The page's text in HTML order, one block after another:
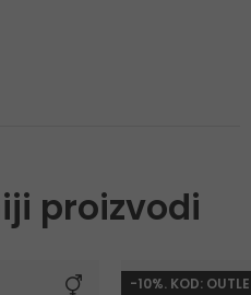
proizvodi
-10%. KOD: